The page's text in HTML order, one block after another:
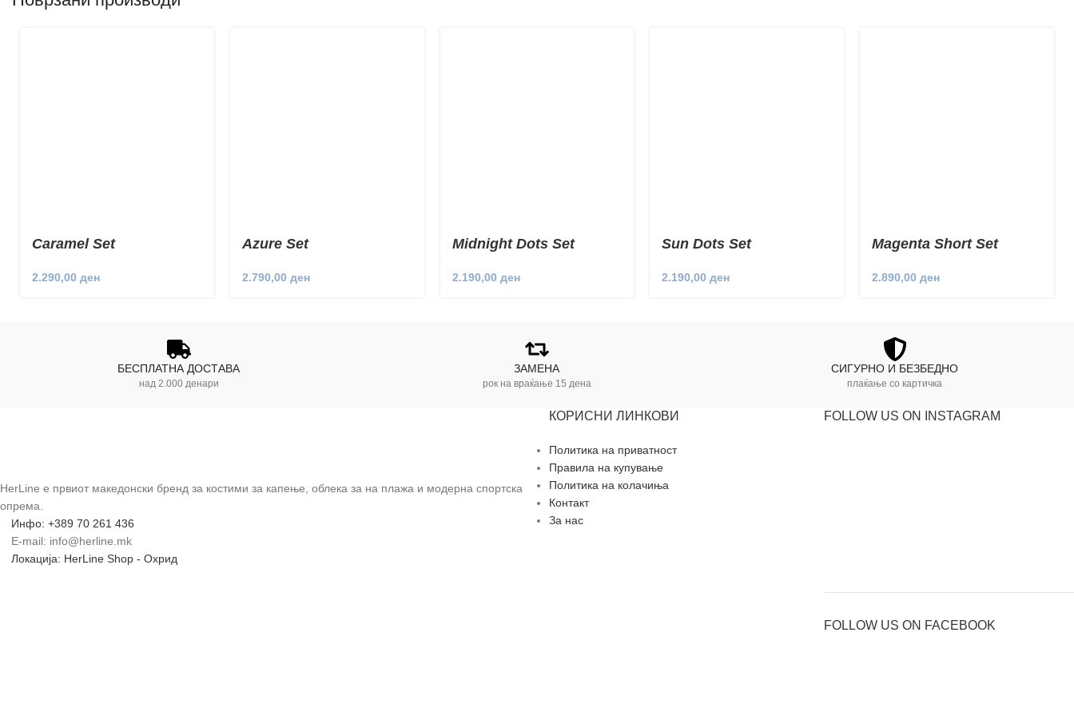
Caramel Set
2.290,00 ден
Azure Set
2.790,00 ден
Midnight Dots Set
2.190,00 ден
Sun Dots Set
2.190,00ден
Magenta Short Set
2.890,00ден
БЕСПЛАТНА ДОСТАВА
над 2.000 денари
ЗАМЕНА
рок на враќање 15 дена
СИГУРНО И БЕЗБЕДНО
плаќање со картичка
HerLine е првиот македонски бренд за костими за капење, облека за на плажа и модерна спортска
опрема.
Инфо: +389 70 261 436
E-mail: info@herline.mk
Локација: HerLine Shop - Охрид
КОРИСНИ ЛИНКОВИ
Политика на приватност
Правила на купување
Политика на колачиња
Контакт
За нас
FOLLOW US ON INSTAGRAM
FOLLOW US ON FACEBOOK